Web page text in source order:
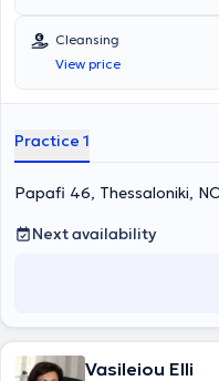
Dental Association and has
related to Dentistry and
remaining continuously
years of experience, her
and other procedures.
Cleansing
View price
Practice 1
Papafi 46, Thessaloniki,
Next availability
Vasileiou Elli